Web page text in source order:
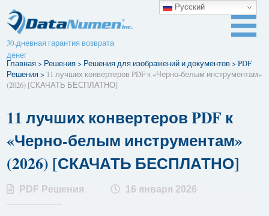
30-дневная гарантия возврата
денег
Главная> Решения> Решения для изображений и документов>PDF
Решения> 11 лучших конвертеров PDF к «Черно-белым инструментам»
(2026) [СКАЧАТЬ БЕСПЛАТНО]
11 лучших конвертеров PDF к
«Черно-белым инструментам»
(2026) [СКАЧАТЬ БЕСПЛАТНО]
PDF Решения 16 января 2026
Русский